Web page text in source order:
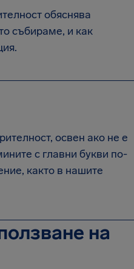
обяснява
събираме, и как
освен ако не е
с главни букви по-
както в нашите
на